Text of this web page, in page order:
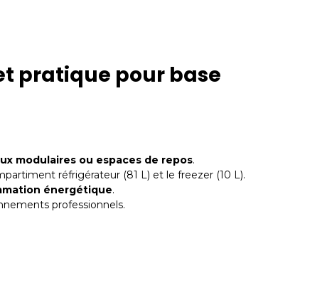
pratique pour base
modulaires ou espaces de repos.
réfrigérateur (81 L) et le freezer (10 L).
énergétique.
professionnels.